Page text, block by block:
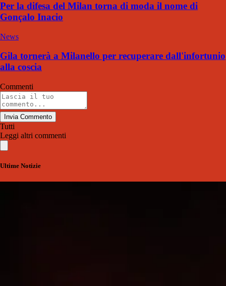
Per la difesa del Milan torna di moda il nome di
Gonçalo Inacio
News
Gila tornerà a Milanello per recuperare dall'infortunio
alla coscia
Commenti
Invia Commento
Tutti
Leggi altri commenti
Ultime Notizie